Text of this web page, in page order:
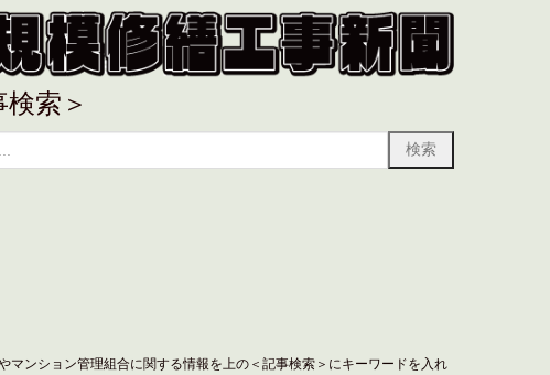
検索＞
マンション管理組合に関する情報を上の＜記事検索＞にキーワードを入れ